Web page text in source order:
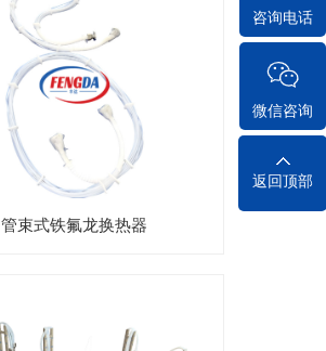
管束式铁氟龙换热器
咨询电话
微信咨询
返回顶部